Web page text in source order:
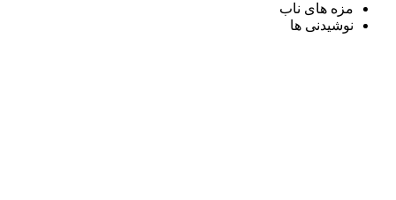
مزه های ناب
نوشیدنی ها